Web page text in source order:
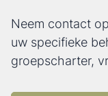
Neem contact
uw specifieke
groepscharter,